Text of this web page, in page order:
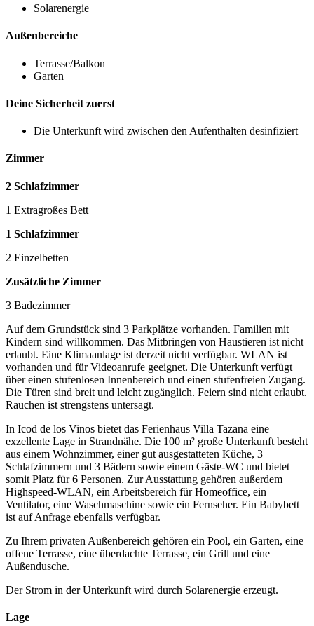
Solarenergie
Außenbereiche
Terrasse/Balkon
Garten
Deine Sicherheit zuerst
Die Unterkunft wird zwischen den Aufenthalten desinfiziert
Zimmer
2 Schlafzimmer
1 Extragroßes Bett
1 Schlafzimmer
2 Einzelbetten
Zusätzliche Zimmer
3 Badezimmer
Auf dem Grundstück sind 3 Parkplätze vorhanden. Familien mit
Kindern sind willkommen. Das Mitbringen von Haustieren ist nicht
erlaubt. Eine Klimaanlage ist derzeit nicht verfügbar. WLAN ist
vorhanden und für Videoanrufe geeignet. Die Unterkunft verfügt
über einen stufenlosen Innenbereich und einen stufenfreien Zugang.
Die Türen sind breit und leicht zugänglich. Feiern sind nicht erlaubt.
Rauchen ist strengstens untersagt.
In Icod de los Vinos bietet das Ferienhaus Villa Tazana eine
exzellente Lage in Strandnähe. Die 100 m² große Unterkunft besteht
aus einem Wohnzimmer, einer gut ausgestatteten Küche, 3
Schlafzimmern und 3 Bädern sowie einem Gäste-WC und bietet
somit Platz für 6 Personen. Zur Ausstattung gehören außerdem
Highspeed-WLAN, ein Arbeitsbereich für Homeoffice, ein
Ventilator, eine Waschmaschine sowie ein Fernseher. Ein Babybett
ist auf Anfrage ebenfalls verfügbar.
Zu Ihrem privaten Außenbereich gehören ein Pool, ein Garten, eine
offene Terrasse, eine überdachte Terrasse, ein Grill und eine
Außendusche.
Der Strom in der Unterkunft wird durch Solarenergie erzeugt.
Lage